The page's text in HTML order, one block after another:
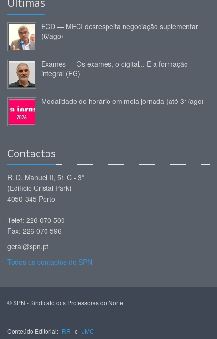
Últimas
ECD — MECI desrespeita negociação suplementar
(6/ago)
Exames — Os exames, o digital... E a formação
integral (FG)
Modalidade de horário em meia jornada (até 31/ago)
Contactos
R. D. Manuel II, 51 C - 3º
(Edifício Cristal Park)
4050-345 Porto
Telef: 226 070 500
Fax: 226 070 596
geral@spn.pt
Todos os contactos do SPN
© SPN - Sindicato dos Professores do Norte
Conteúdo Editorial: RR e JMC